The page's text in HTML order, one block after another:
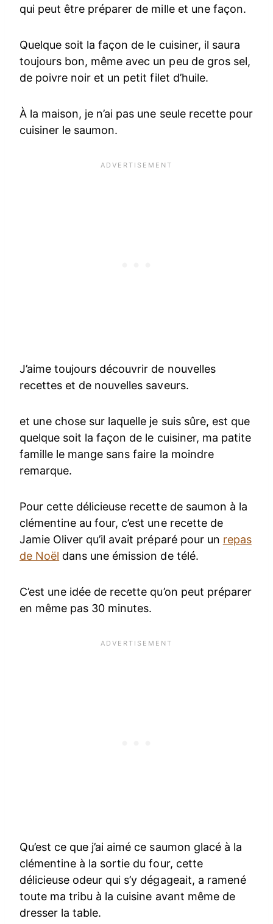
qui peut être préparer de mille et une façon.
Quelque soit la façon de le cuisiner, il saura
toujours bon, même avec un peu de gros sel,
de poivre noir et un petit filet d’huile.
À la maison, je n’ai pas une seule recette pour
cuisiner le saumon.
J’aime toujours découvrir de nouvelles
recettes et de nouvelles saveurs.
et une chose sur laquelle je suis sûre, est que
quelque soit la façon de le cuisiner, ma patite
famille le mange sans faire la moindre
remarque.
Pour cette délicieuse recette de saumon à la
clémentine au four, c’est une recette de
Jamie Oliver qu’il avait préparé pour un repas
de Noël dans une émission de télé.
C’est une idée de recette qu’on peut préparer
en même pas 30 minutes.
Qu’est ce que j’ai aimé ce saumon glacé à la
clémentine à la sortie du four, cette
délicieuse odeur qui s’y dégageait, a ramené
toute ma tribu à la cuisine avant même de
dresser la table.